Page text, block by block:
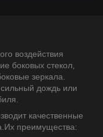
воздействия
боковых стекол,
зеркала.
дождь или
качественные
преимущества: